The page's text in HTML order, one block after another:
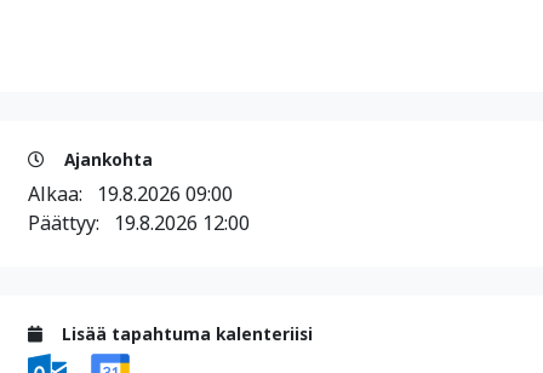
Ajankohta
Alkaa: 19.8.2026 09:00
Päättyy: 19.8.2026 12:00
Lisää tapahtuma kalenteriisi